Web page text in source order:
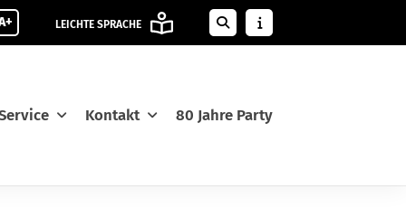
LEICHTE SPRACHE
Kontakt 80 Jahre Party